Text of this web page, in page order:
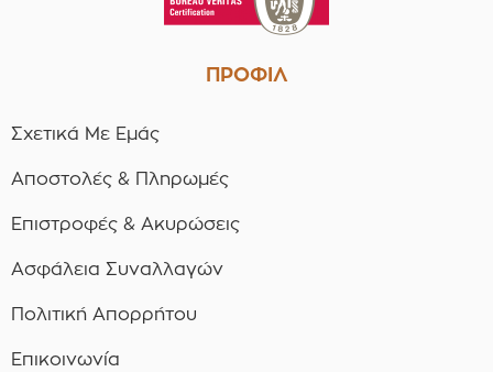
ΠΡΟΦΙΛ
Σχετικά Με Εμάς
Αποστολές & Πληρωμές
Επιστροφές & Ακυρώσεις
Ασφάλεια Συναλλαγών
Πολιτική Απορρήτου
Επικοινωνία